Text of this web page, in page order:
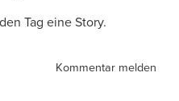
Tag eine Story.
Kommentar melden